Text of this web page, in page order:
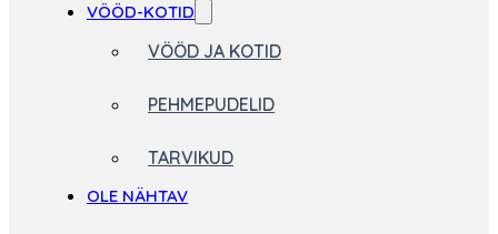
VÖÖD-KOTID
VÖÖD JA KOTID
PEHMEPUDELID
TARVIKUD
OLE NÄHTAV